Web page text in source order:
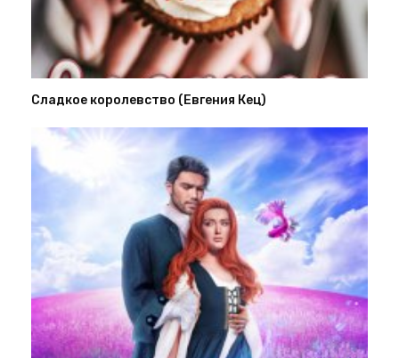
Сладкое королевство (Евгения Кец)